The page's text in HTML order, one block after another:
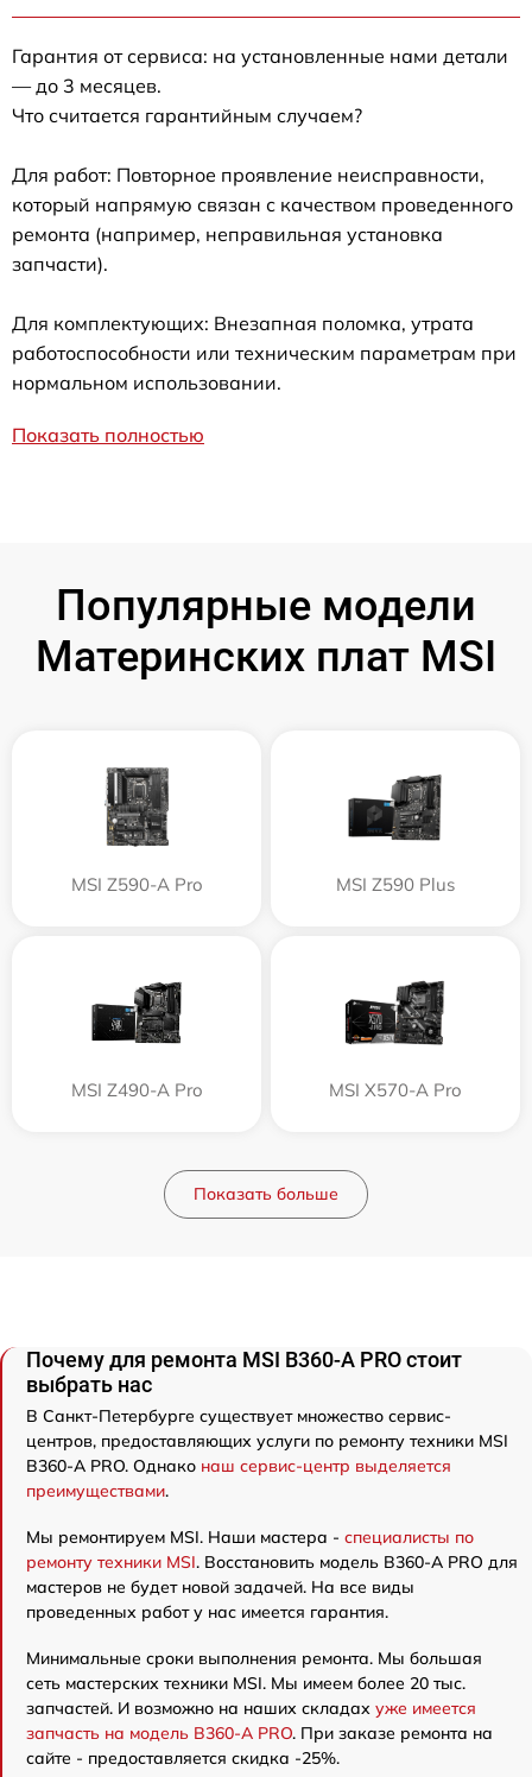
Гарантия от сервиса: на установленные нами детали
— до 3 месяцев.
Что считается гарантийным случаем?
Для работ: Повторное проявление неисправности,
который напрямую связан с качеством проведенного
ремонта (например, неправильная установка
запчасти).
Для комплектующих: Внезапная поломка, утрата
работоспособности или техническим параметрам при
нормальном использовании.
Показать полностью
Популярные модели
Материнских плат MSI
MSI Z590-A Pro MSI Z590 Plus
MSI Z490-A Pro MSI X570-A Pro
Показать больше
Почему для ремонта MSI B360-A PRO стоит
выбрать нас
В Санкт-Петербурге существует множество сервис-
центров, предоставляющих услуги по ремонту техники MSI
B360-A PRO. Однако наш сервис-центр выделяется
преимуществами.
Мы ремонтируем MSI. Наши мастера - специалисты по
ремонту техники MSI. Восстановить модель B360-A PRO для
мастеров не будет новой задачей. На все виды
проведенных работ у нас имеется гарантия.
Минимальные сроки выполнения ремонта. Мы большая
сеть мастерских техники MSI. Мы имеем более 20 тыс.
запчастей. И возможно на наших складах уже имеется
запчасть на модель B360-A PRO. При заказе ремонта на
сайте - предоставляется скидка -25%.